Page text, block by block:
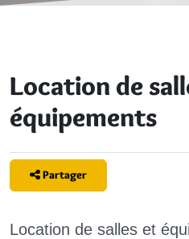
Location de
équipements
Partager
Location de salles et